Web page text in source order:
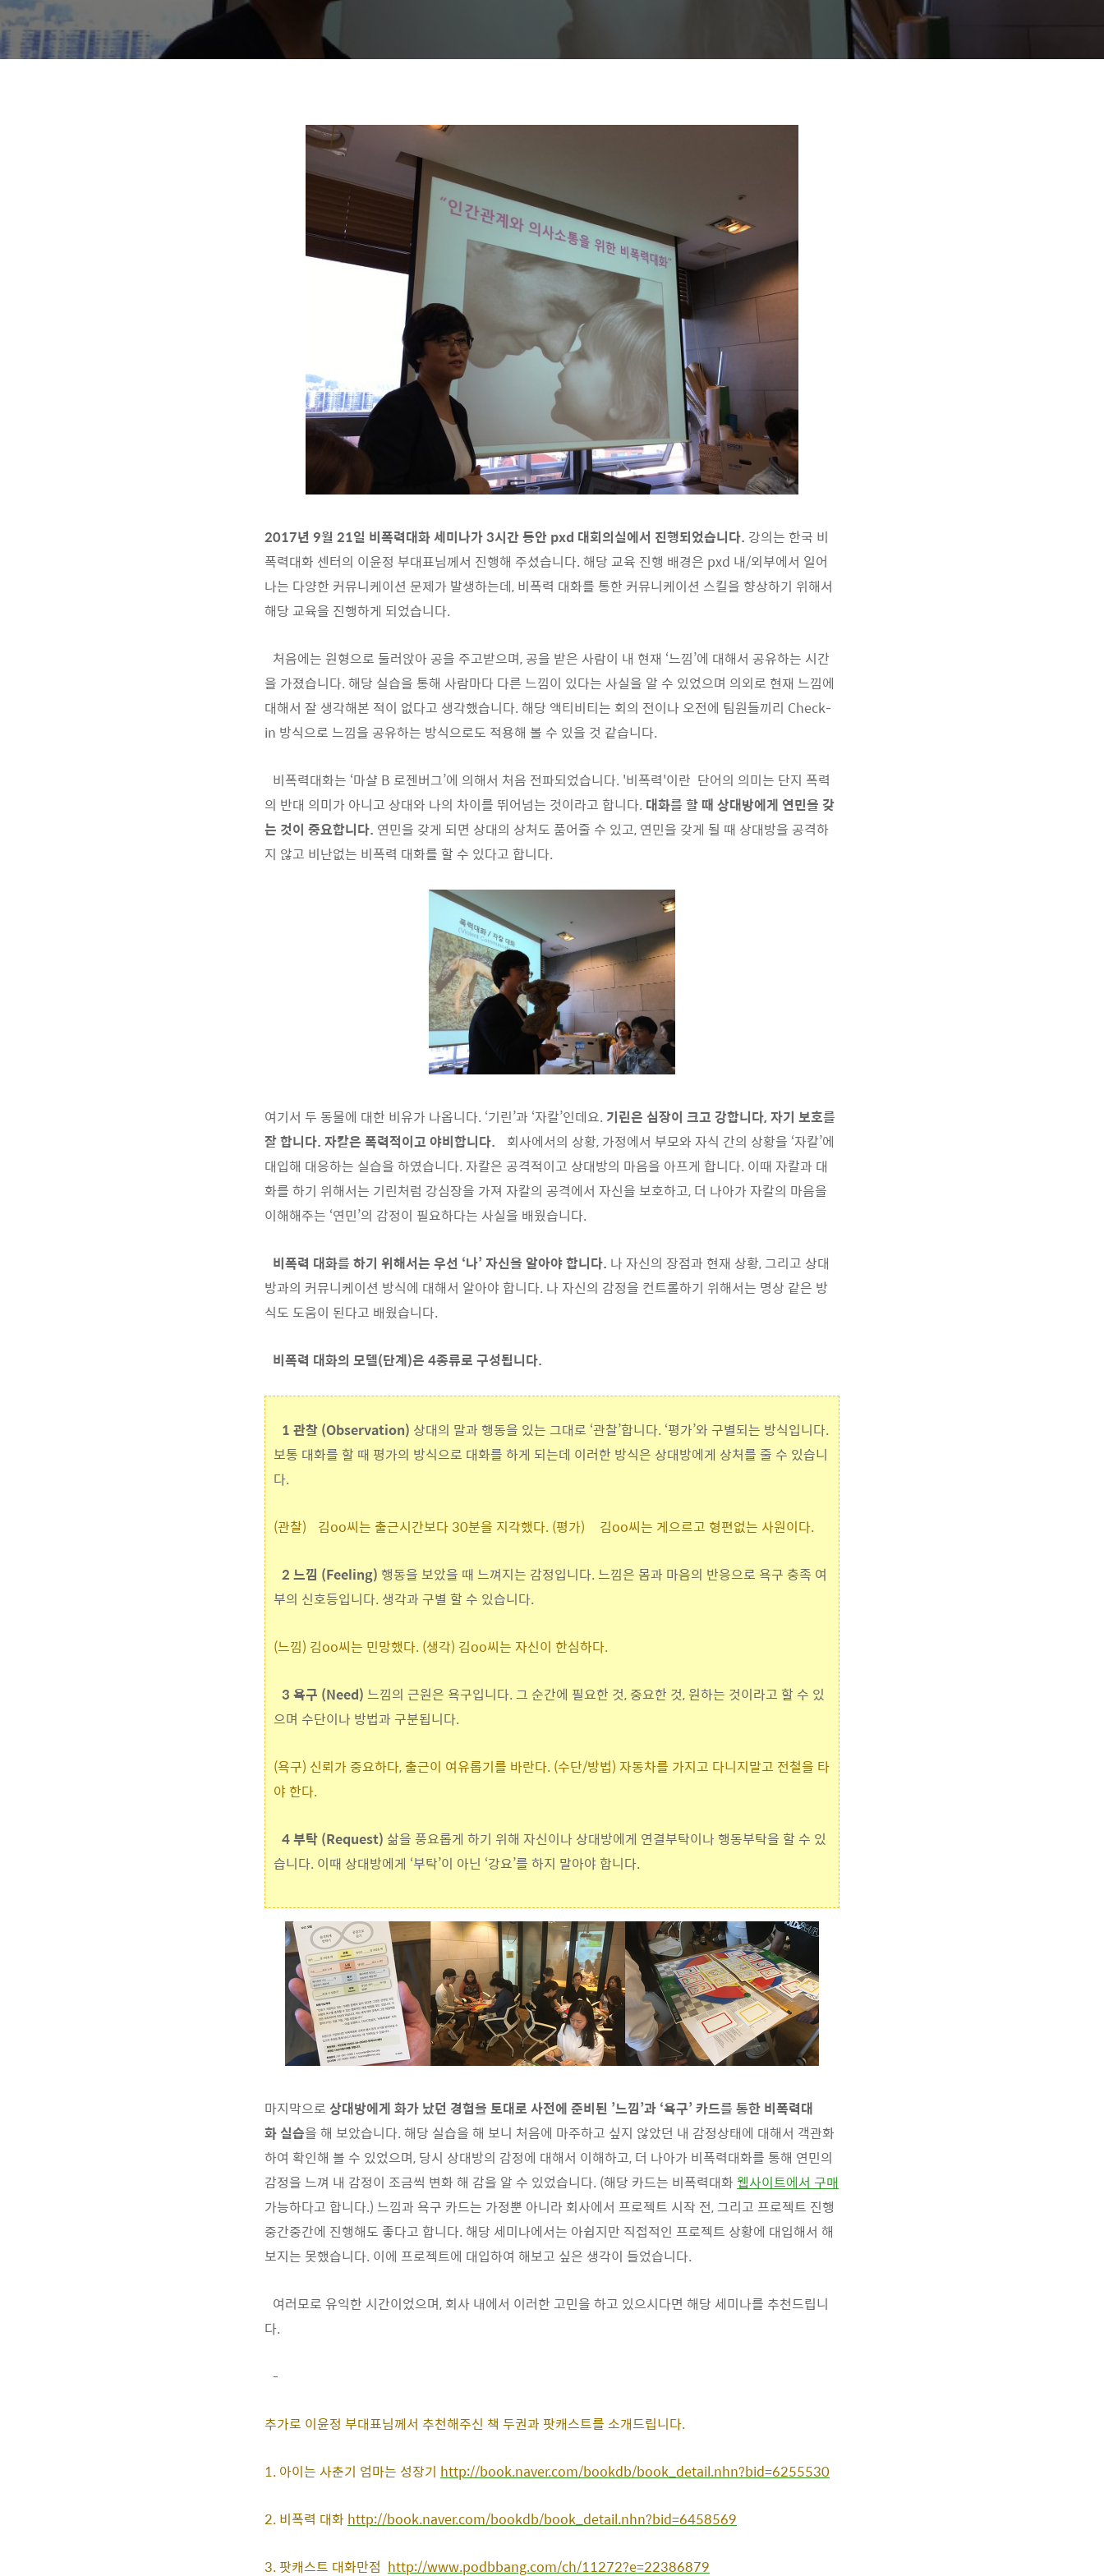
2017년 9월 21일 비폭력대화 세미나가 3시간 동안 pxd 대회의실에서 진행되었습니다. 강의는 한국 비
폭력대화 센터의 이윤정 부대표님께서 진행해 주셨습니다. 해당 교육 진행 배경은 pxd 내/외부에서 일어
나는 다양한 커뮤니케이션 문제가 발생하는데, 비폭력 대화를 통한 커뮤니케이션 스킬을 향상하기 위해서
해당 교육을 진행하게 되었습니다.
처음에는 원형으로 둘러앉아 공을 주고받으며, 공을 받은 사람이 내 현재 ‘느낌’에 대해서 공유하는 시간
을 가졌습니다. 해당 실습을 통해 사람마다 다른 느낌이 있다는 사실을 알 수 있었으며 의외로 현재 느낌에
대해서 잘 생각해본 적이 없다고 생각했습니다. 해당 액티비티는 회의 전이나 오전에 팀원들끼리 Check-
in 방식으로 느낌을 공유하는 방식으로도 적용해 볼 수 있을 것 같습니다.
비폭력대화는 ‘마샬 B 로젠버그’에 의해서 처음 전파되었습니다. '비폭력'이란 단어의 의미는 단지 폭력
의 반대 의미가 아니고 상대와 나의 차이를 뛰어넘는 것이라고 합니다. 대화를 할 때 상대방에게 연민을 갖
는 것이 중요합니다. 연민을 갖게 되면 상대의 상처도 품어줄 수 있고, 연민을 갖게 될 때 상대방을 공격하
지 않고 비난없는 비폭력 대화를 할 수 있다고 합니다.
여기서 두 동물에 대한 비유가 나옵니다. ‘기린’과 ‘자칼’인데요. 기린은 심장이 크고 강합니다, 자기 보호를
잘 합니다. 자칼은 폭력적이고 야비합니다. 회사에서의 상황, 가정에서 부모와 자식 간의 상황을 ‘자칼’에
대입해 대응하는 실습을 하였습니다. 자칼은 공격적이고 상대방의 마음을 아프게 합니다. 이때 자칼과 대
화를 하기 위해서는 기린처럼 강심장을 가져 자칼의 공격에서 자신을 보호하고, 더 나아가 자칼의 마음을
이해해주는 ‘연민’의 감정이 필요하다는 사실을 배웠습니다.
비폭력 대화를 하기 위해서는 우선 ‘나’ 자신을 알아야 합니다. 나 자신의 장점과 현재 상황, 그리고 상대
방과의 커뮤니케이션 방식에 대해서 알아야 합니다. 나 자신의 감정을 컨트롤하기 위해서는 명상 같은 방
식도 도움이 된다고 배웠습니다.
비폭력 대화의 모델(단계)은 4종류로 구성됩니다.
1 관찰 (Observation) 상대의 말과 행동을 있는 그대로 ‘관찰’합니다. ‘평가’와 구별되는 방식입니다.
보통 대화를 할 때 평가의 방식으로 대화를 하게 되는데 이러한 방식은 상대방에게 상처를 줄 수 있습니
다.
(관찰) 김oo씨는 출근시간보다 30분을 지각했다. (평가) 김oo씨는 게으르고 형편없는 사원이다.
2 느낌 (Feeling) 행동을 보았을 때 느껴지는 감정입니다. 느낌은 몸과 마음의 반응으로 욕구 충족 여
부의 신호등입니다. 생각과 구별 할 수 있습니다.
(느낌) 김oo씨는 민망했다. (생각) 김oo씨는 자신이 한심하다.
3 욕구 (Need) 느낌의 근원은 욕구입니다. 그 순간에 필요한 것, 중요한 것, 원하는 것이라고 할 수 있
으며 수단이나 방법과 구분됩니다.
(욕구) 신뢰가 중요하다, 출근이 여유롭기를 바란다. (수단/방법) 자동차를 가지고 다니지말고 전철을 타
야 한다.
4 부탁 (Request) 삶을 풍요롭게 하기 위해 자신이나 상대방에게 연결부탁이나 행동부탁을 할 수 있
습니다. 이때 상대방에게 ‘부탁’이 아닌 ‘강요’를 하지 말아야 합니다.
마지막으로 상대방에게 화가 났던 경험을 토대로 사전에 준비된 ’느낌’과 ‘욕구’ 카드를 통한 비폭력대
화 실습을 해 보았습니다. 해당 실습을 해 보니 처음에 마주하고 싶지 않았던 내 감정상태에 대해서 객관화
하여 확인해 볼 수 있었으며, 당시 상대방의 감정에 대해서 이해하고, 더 나아가 비폭력대화를 통해 연민의
감정을 느껴 내 감정이 조금씩 변화 해 감을 알 수 있었습니다. (해당 카드는 비폭력대화 웹사이트에서 구매
가능하다고 합니다.) 느낌과 욕구 카드는 가정뿐 아니라 회사에서 프로젝트 시작 전, 그리고 프로젝트 진행
중간중간에 진행해도 좋다고 합니다. 해당 세미나에서는 아쉽지만 직접적인 프로젝트 상황에 대입해서 해
보지는 못했습니다. 이에 프로젝트에 대입하여 해보고 싶은 생각이 들었습니다.
여러모로 유익한 시간이었으며, 회사 내에서 이러한 고민을 하고 있으시다면 해당 세미나를 추천드립니
다.
-
추가로 이윤정 부대표님께서 추천해주신 책 두권과 팟캐스트를 소개드립니다.
1. 아이는 사춘기 엄마는 성장기 http://book.naver.com/bookdb/book_detail.nhn?bid=6255530
2. 비폭력 대화 http://book.naver.com/bookdb/book_detail.nhn?bid=6458569
3. 팟캐스트 대화만점 http://www.podbbang.com/ch/11272?e=22386879